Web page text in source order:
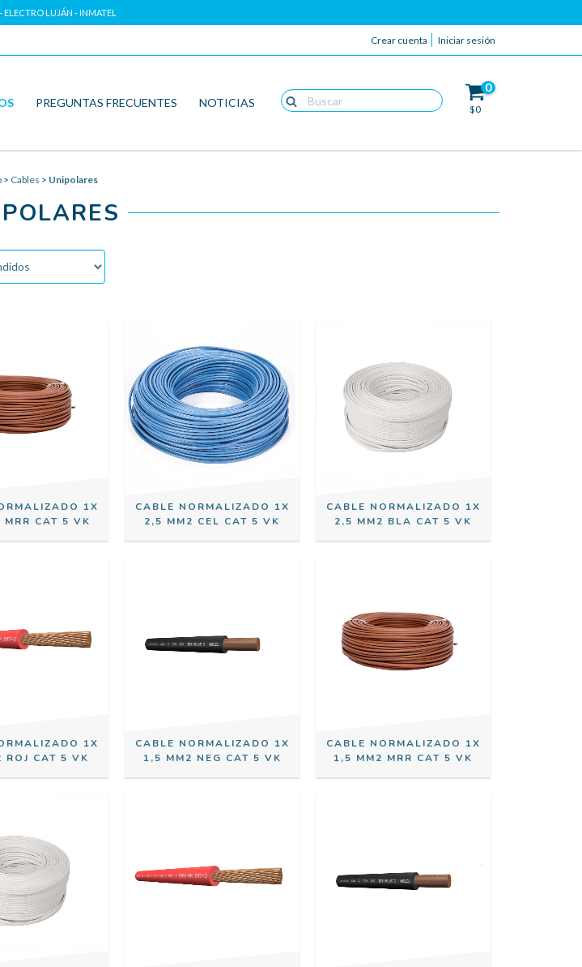
ELECTRO LUJÁN - INMATEL
Crear cuenta Iniciar sesión
PREGUNTAS FRECUENTES NOTICIAS
0
$0
> Cables > Unipolares
1X
MRR CAT 5 VK
CABLE NORMALIZADO 1X
2,5 MM2 CEL CAT 5 VK
CABLE NORMALIZADO 1X
2,5 MM2 BLA CAT 5 VK
1X
ROJ CAT 5 VK
CABLE NORMALIZADO 1X
1,5 MM2 NEG CAT 5 VK
CABLE NORMALIZADO 1X
1,5 MM2 MRR CAT 5 VK